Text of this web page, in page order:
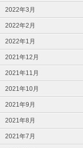
2022年3月
2022年2月
2022年1月
2021年12月
2021年11月
2021年10月
2021年9月
2021年8月
2021年7月